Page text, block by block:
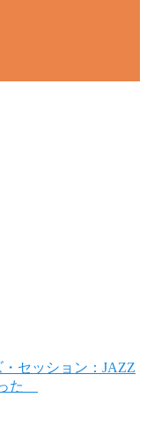
セッション：JAZZ
た